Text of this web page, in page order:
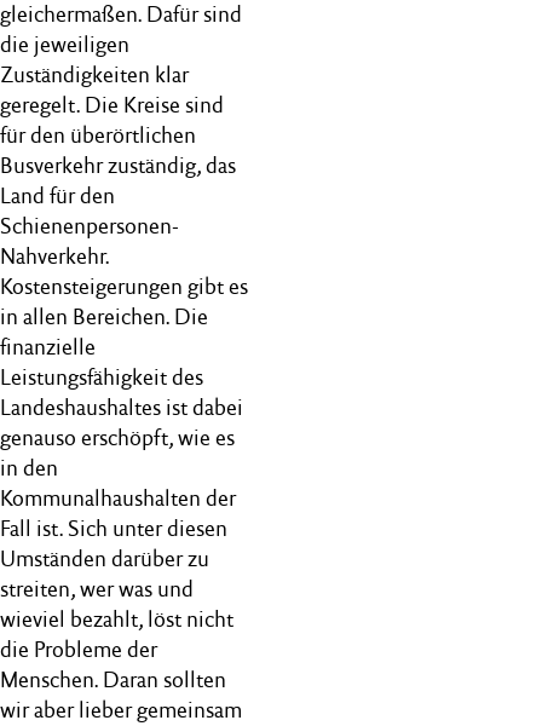
gleichermaßen. Dafür sind
die jeweiligen
Zuständigkeiten klar
geregelt. Die Kreise sind
für den überörtlichen
Busverkehr zuständig, das
Land für den
Schienenpersonen-
Nahverkehr.
Kostensteigerungen gibt es
in allen Bereichen. Die
finanzielle
Leistungsfähigkeit des
Landeshaushaltes ist dabei
genauso erschöpft, wie es
in den
Kommunalhaushalten der
Fall ist. Sich unter diesen
Umständen darüber zu
streiten, wer was und
wieviel bezahlt, löst nicht
die Probleme der
Menschen. Daran sollten
wir aber lieber gemeinsam